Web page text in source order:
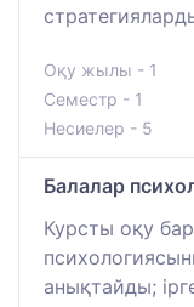
Оқу жылы - 1
Семестр - 1
Несиелер - 5
Балалар
Курсты оқу
анықтайды;